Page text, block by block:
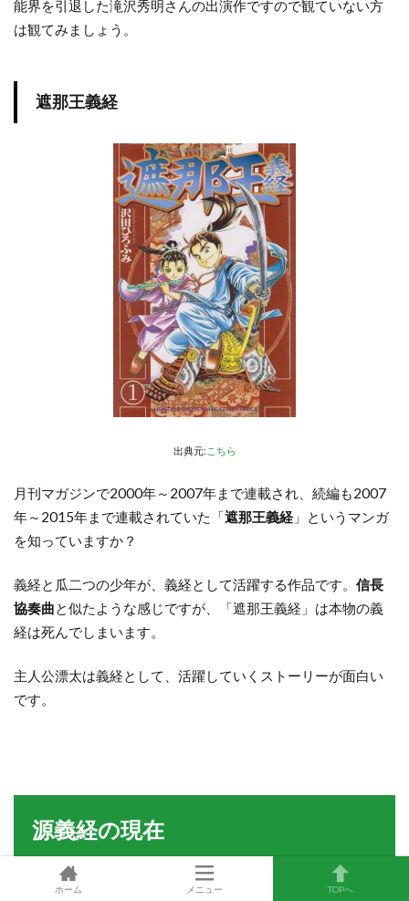
能界を引退した滝沢秀明さんの出演作ですので観ていない方
は観てみましょう。
遮那王義経
出典元: こちら
月刊マガジンで2000年～2007年まで連載され、続編も2007
年～2015年まで連載されていた「遮那王義経 」というマンガ
を知っていますか？
義経と瓜二つの少年が、義経として活躍する作品です。 信長
協奏曲と似たような感じですが、「遮那王義経」は本物の義
経は死んでしまいます。
主人公漂太は義経として、活躍していくストーリーが面白い
です。
源義経の現在
ホーム メニュー TOPへ